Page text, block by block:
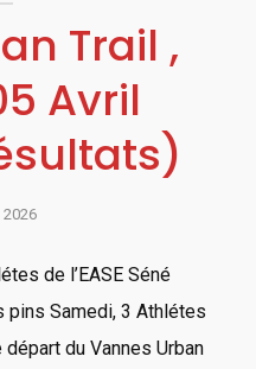
Trail ,
Avril
2026
de l’EASE Séné
pins Samedi, 3 Athlétes
du Vannes Urban